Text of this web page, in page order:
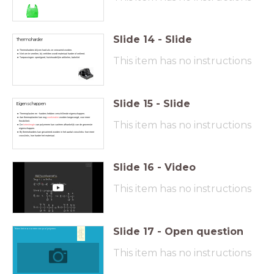
Thermoharder
Thermoharders blijven hard als ze verwarmd worden.
Niet om te smelten, bij verhitten wordt materiaal harder of ontleed.
Toepassingen:speelgoed,huishoudelijke artikelen,bakeliet
Slide 14 - Slide
This item has no instructions
Eigenschappen
Thermoplasten en -harders hebben verschillende eigenschappen.
Aan thermoplasten kan nogweekmaker worden toegevoegd, voor meer
flexibiliteit.
Deketenlengte van polymeren kan variëren afhankelijk van de gewenste
eigenschappen.
Bij thermoharders kan gevarieerd worden in het aantal crosslinks: hoe meer
crosslinks, hoe harder het materiaal.
Slide 15 - Slide
This item has no instructions
Slide 16 - Video
This item has no instructions
Teken het monomeer van polystyreen. Slide 17 - Open question
This item has no instructions